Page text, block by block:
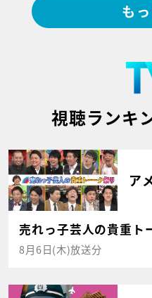
も
視聴ランキ
ア
売れっ子芸人の貴重ト
8月6日(木)放送分